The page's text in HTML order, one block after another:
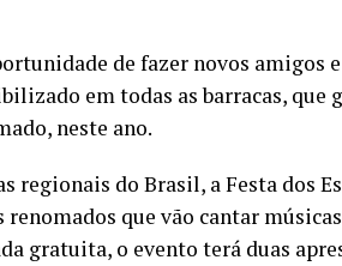
de fazer novos amigos
em todas as barracas, que
neste ano.
regionais do Brasil, a Festa dos
que vão cantar
gratuita, o evento terá duas